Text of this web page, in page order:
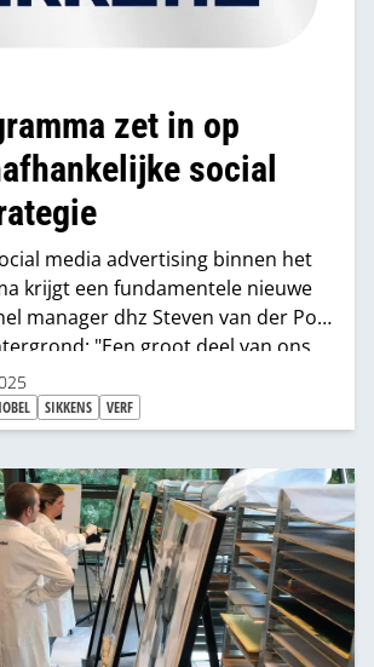
zet in op
social
media advertising binnen het
krijgt een fundamentele nieuwe
manager dhz Steven van der Pol
"Een groot deel van ons
TV en radio leveren daardoor
Ook Facebook loopt terug,
juist groeit. Daarom is het
toekomstbestendig in te
SIKKENS VERF